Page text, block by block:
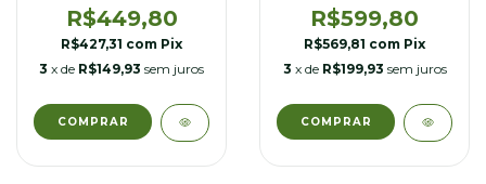
R$449,80
R$427,31 com Pix
3 x de R$149,93 sem juros
R$599,80
R$569,81 com Pix
3 x de R$199,93 sem juros